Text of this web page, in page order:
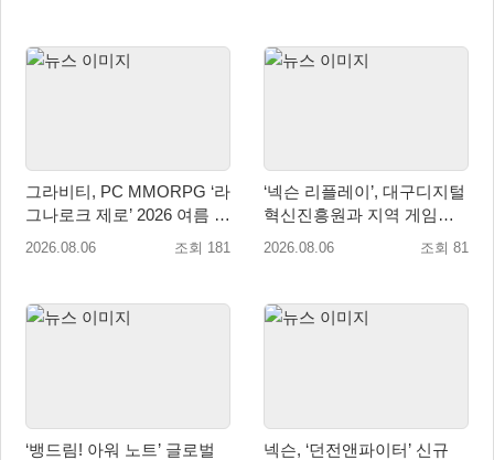
그라비티, PC MMORPG ‘라
그나로크 제로’ 2026 여름 프
로모션 진행!
2026.08.06 조회 181
‘넥슨 리플레이’, 대구디지털
혁신진흥원과 지역 게임산
업 육성 위한 업무협약 체결
2026.08.06 조회 81
‘뱅드림! 아워 노트’ 글로벌
넥슨, ‘던전앤파이터’ 신규